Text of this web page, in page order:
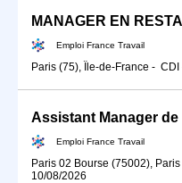
MANAGER EN
Emploi France Travail
Paris (75), Île-de-France - CDI
Assistant Manager de
Emploi France Travail
Paris 02 Bourse (75002),
10/08/2026